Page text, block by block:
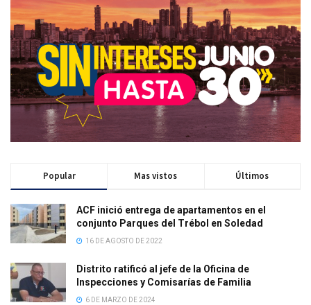
Popular Mas vistos Últimos
ACF inició entrega de apartamentos en el
conjunto Parques del Trébol en Soledad
16 DE AGOSTO DE 2022
Distrito ratificó al jefe de la Oficina de
Inspecciones y Comisarías de Familia
6 DE MARZO DE 2024